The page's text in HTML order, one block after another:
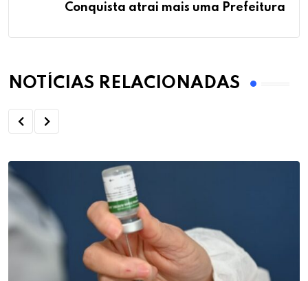
Conquista atrai mais uma Prefeitura
NOTÍCIAS RELACIONADAS